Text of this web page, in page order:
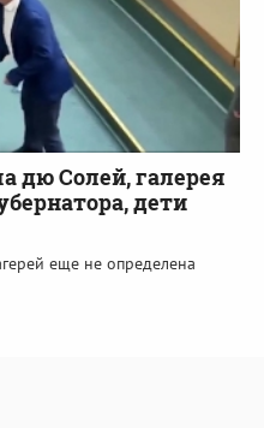
дю Солей, галерея
дети
еще не определена